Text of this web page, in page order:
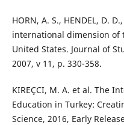
HORN, A. S., HENDEL, D.
international dimension of
United States. Journal of
2007, v 11, p. 330-358.
KIREÇCI, M. A. et al. The
Education in Turkey:
Science, 2016, Early